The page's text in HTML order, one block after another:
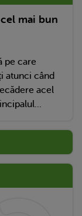
mai bun
pe care
atunci când
acel